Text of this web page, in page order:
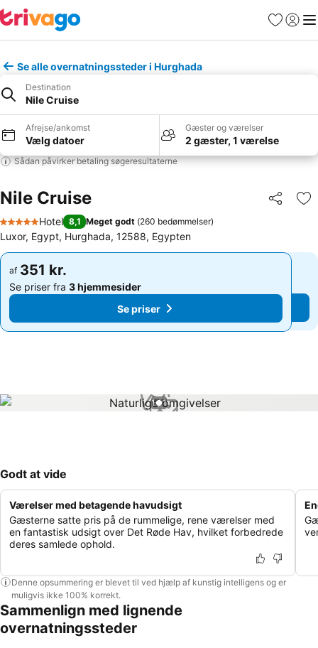
Favoritter
Log ind
Se alle overnatningssteder i Hurghada
Destination
Nile Cruise
Afrejse/ankomst
Vælg datoer
Gæster og værelser
2 gæster, 1 værelse
Sådan påvirker betaling søgeresultaterne
Nile Cruise Del
5 Stjerner
Hotel 8,1 Meget godt (260 bedømmelser)
Luxor, Egypt, Hurghada, 12588, Egypten
af 351 kr.
Se priser fra 3 hjemmesider
Se priser
af 351 kr.
Se priser fra 3 hjemmesider
Se priser
1 / 1
Godt at vide
Værelser med betagende havudsigt
Gæsterne satte pris på de rummelige, rene værelser med
en fantastisk udsigt over Det Røde Hav, hvilket forbedrede
deres samlede ophold.
Denne opsummering er blevet til ved hjælp af kunstig intelligens og er
muligvis ikke 100% korrekt.
Sammenlign med lignende
overnatningssteder